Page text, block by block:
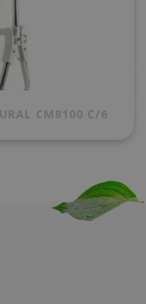
CM8100 C/6